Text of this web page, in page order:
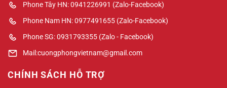
Phone Tây HN: 0941226991 (Zalo-Facebook)
Phone Nam HN: 0977491655 (Zalo-Facebook)
Phone SG: 0931793355 (Zalo - Facebook)
Mail:cuongphongvietnam@gmail.com
CHÍNH SÁCH HỖ TRỢ